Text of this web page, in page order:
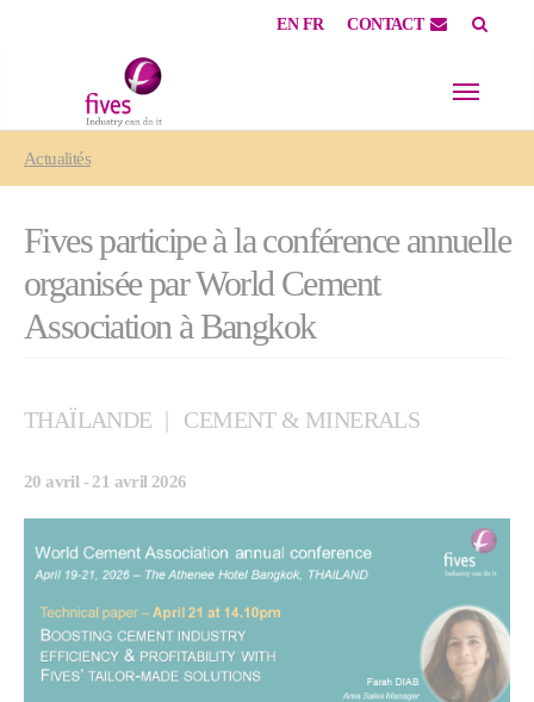
EN FR CONTACT
Actualités
Fives participe à la conférence annuelle
organisée par World Cement
Association à Bangkok
THAÏLANDE CEMENT & MINERALS
20 avril - 21 avril 2026